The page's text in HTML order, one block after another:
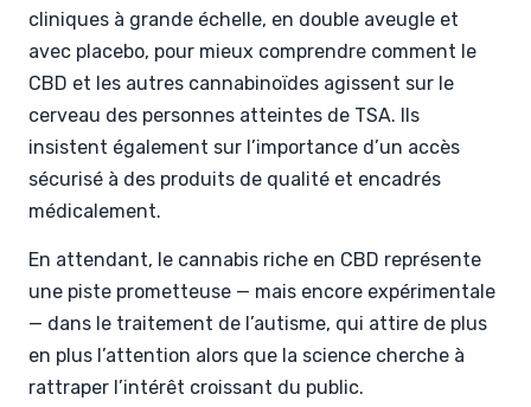
cliniques à grande échelle, en double aveugle et
avec placebo, pour mieux comprendre comment le
CBD et les autres cannabinoïdes agissent sur le
cerveau des personnes atteintes de TSA. Ils
insistent également sur l’importance d’un accès
sécurisé à des produits de qualité et encadrés
médicalement.
En attendant, le cannabis riche en CBD représente
une piste prometteuse — mais encore expérimentale
— dans le traitement de l’autisme, qui attire de plus
en plus l’attention alors que la science cherche à
rattraper l’intérêt croissant du public.